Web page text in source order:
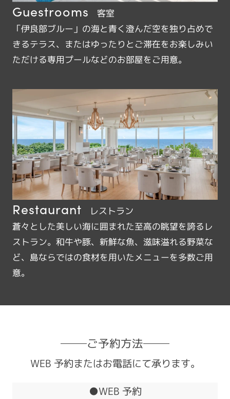
Guestrooms 客室
「伊良部ブルー」の海と青く澄んだ空を独り占めで
きるテラス、またはゆったりとご滞在をお楽しみい
ただける専用プールなどのお部屋をご用意。
Restaurant レストラン
蒼々とした美しい海に囲まれた至高の眺望を誇るレ
ストラン。和牛や豚、新鮮な魚、滋味溢れる野菜な
ど、島ならではの食材を用いたメニューを多数ご用
意。
ご予約方法
WEB 予約またはお電話にて承ります。
●WEB 予約